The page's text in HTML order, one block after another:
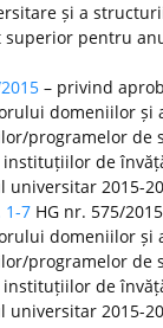
și a
superior pentru
– privind
domeniilor și
programelor de
de
universitar 2015-
1-7 HG nr. 575/
domeniilor și
programelor de
de
universitar 2015-